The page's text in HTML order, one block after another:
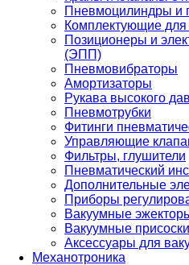
Пневмоцилиндры и
Комплектующие
Позиционеры и
(ЭПП)
Пневмовибраторы
Амортизаторы
Рукава высокого
Пневмотрубки
Фитинги
Управляющие
Фильтры, глушители
Пневматический
Дополнительные
Приборы
Вакуумные
Вакуумные присоски
Аксессуары для
Механотроника